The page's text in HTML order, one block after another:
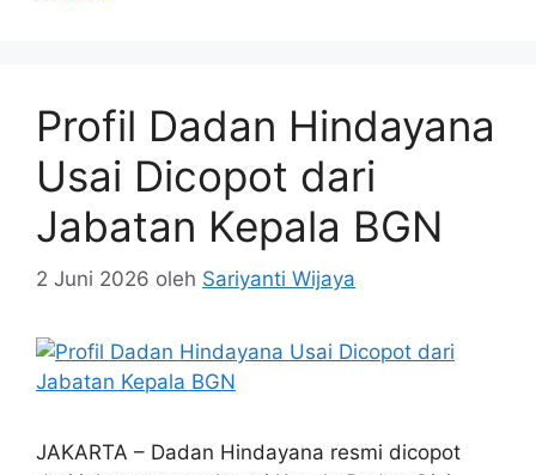
Profil Dadan Hindayana
Usai Dicopot dari
Jabatan Kepala BGN
2 Juni 2026 oleh Sariyanti Wijaya
JAKARTA – Dadan Hindayana resmi dicopot